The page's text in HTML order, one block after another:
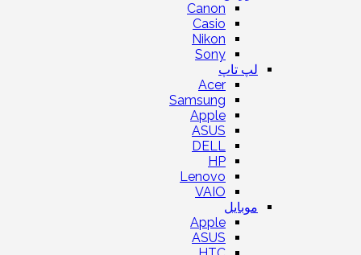
Canon
Casio
Nikon
Sony
لپ تاپ
Acer
Samsung
Apple
ASUS
DELL
HP
Lenovo
VAIO
موبایل
Apple
ASUS